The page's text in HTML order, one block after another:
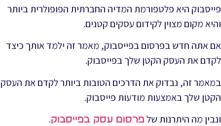
פייסבוק היא פלטפורמת המדיה החברתית הפופולרית ביותר
והיא מקום מצוין לקידום עסקים קטנים.
אם אתה חדש בפרסום בפייסבוק, מאמר זה ילמד אותך כיצד
לקדם את העסק הקטן שלך בפייסבוק.
במאמר זה, נבדוק את הדרכים הטובות ביותר לקדם את העסק
הקטן שלך באמצעות מודעות פייסבוק.
ונבין מה היתרנות של פרסום עסק בפייסבוק.